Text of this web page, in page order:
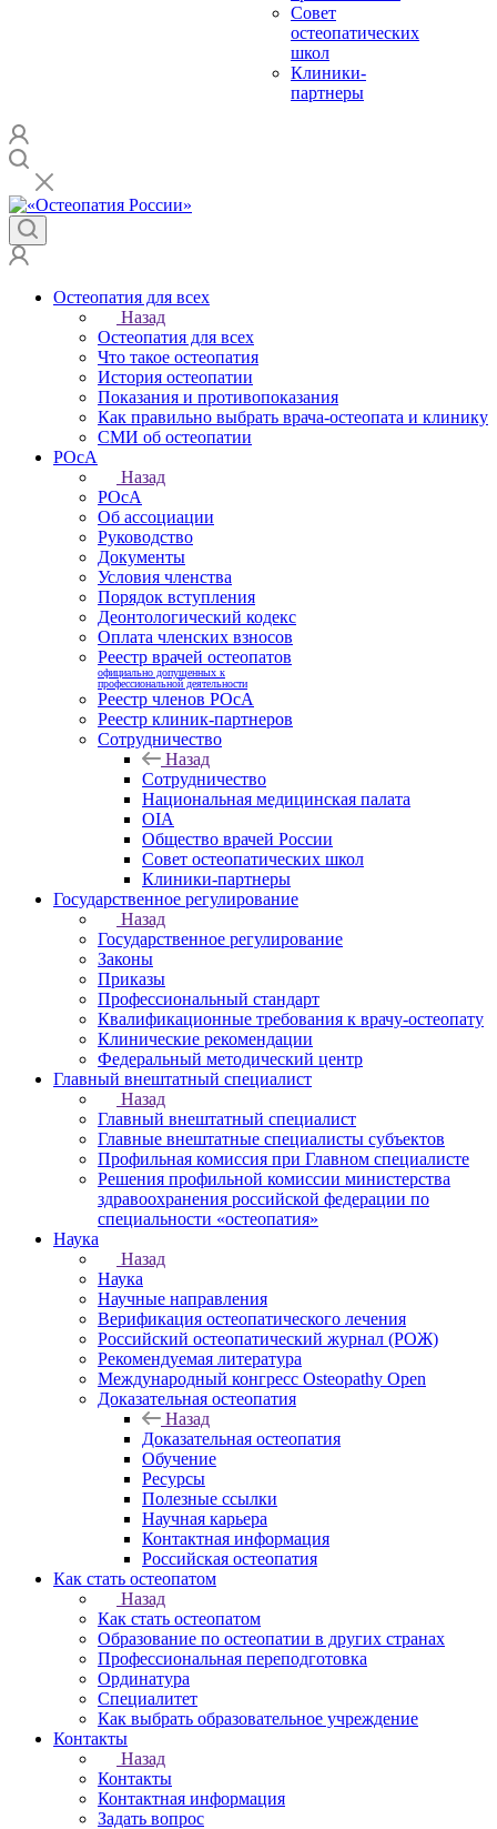
Совет
остеопатических
школ
Клиники-
партнеры
Остеопатия для всех
Назад
Остеопатия для всех
Что такое остеопатия
История остеопатии
Показания и противопоказания
Как правильно выбрать врача-остеопата и клинику
СМИ об остеопатии
РОсА
Назад
РОсА
Об ассоциации
Руководство
Документы
Условия членства
Порядок вступления
Деонтологический кодекс
Оплата членских взносов
Реестр врачей остеопатов
официально допущенных к
профессиональной деятельности
Реестр членов РОсА
Реестр клиник-партнеров
Сотрудничество
Назад
Сотрудничество
Национальная медицинская палата
OIA
Общество врачей России
Совет остеопатических школ
Клиники-партнеры
Государственное регулирование
Назад
Государственное регулирование
Законы
Приказы
Профессиональный стандарт
Квалификационные требования к врачу-остеопату
Клинические рекомендации
Федеральный методический центр
Главный внештатный специалист
Назад
Главный внештатный специалист
Главные внештатные специалисты субъектов
Профильная комиссия при Главном специалисте
Решения профильной комиссии министерства
здравоохранения российской федерации по
специальности «остеопатия»
Наука
Назад
Наука
Научные направления
Верификация остеопатического лечения
Российский остеопатический журнал (РОЖ)
Рекомендуемая литература
Международный конгресс Osteopathy Open
Доказательная остеопатия
Назад
Доказательная остеопатия
Обучение
Ресурсы
Полезные ссылки
Научная карьера
Контактная информация
Российская остеопатия
Как стать остеопатом
Назад
Как стать остеопатом
Образование по остеопатии в других странах
Профессиональная переподготовка
Ординатура
Специалитет
Как выбрать образовательное учреждение
Контакты
Назад
Контакты
Контактная информация
Задать вопрос